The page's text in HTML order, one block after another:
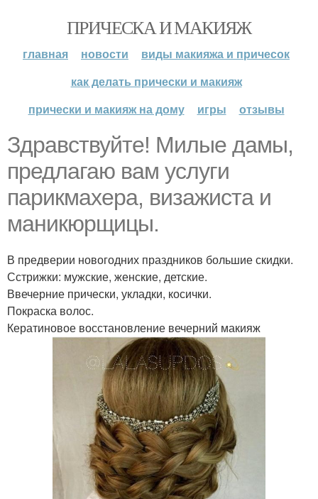
ПРИЧЕСКА И МАКИЯЖ
главная новости
виды макияжа и причесок
как делать прически и макияж
прически и макияж на дому
игры отзывы
Здравствуйте! Милые дамы,
предлагаю вам услуги
парикмахера, визажиста и
маникюрщицы.
В предверии новогодних праздников большие скидки.
Сстрижки: мужские, женские, детские.
Ввечерние прически, укладки, косички.
Покраска волос.
Кератиновое восстановление вечерний макияж